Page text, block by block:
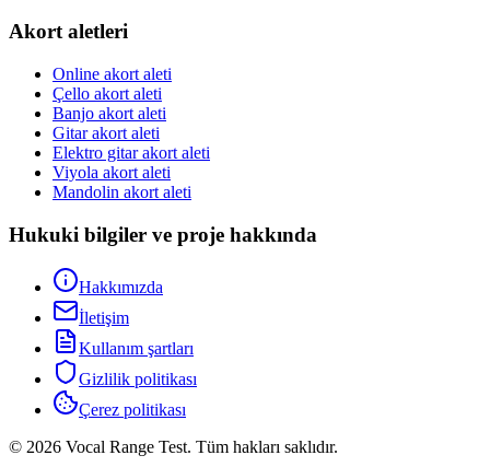
Akort aletleri
Online akort aleti
Çello akort aleti
Banjo akort aleti
Gitar akort aleti
Elektro gitar akort aleti
Viyola akort aleti
Mandolin akort aleti
Hukuki bilgiler ve proje hakkında
Hakkımızda
İletişim
Kullanım şartları
Gizlilik politikası
Çerez politikası
© 2026 Vocal Range Test. Tüm hakları saklıdır.